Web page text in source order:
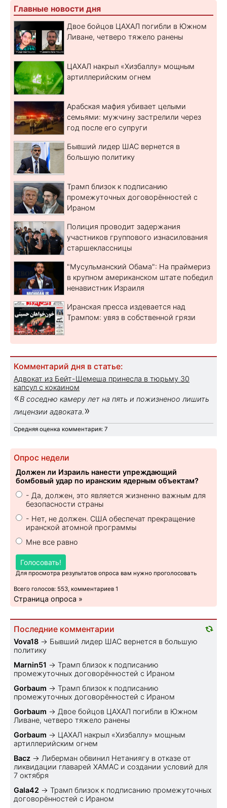
Главные новости дня
Двое бойцов ЦАХАЛ погибли в Южном
Ливане, четверо тяжело ранены
ЦАХАЛ накрыл «Хизбаллу» мощным
артиллерийским огнем
Арабская мафия убивает целыми
семьями: мужчину застрелили через
год после его супруги
Бывший лидер ШАС вернется в
большую политику
Трамп близок к подписанию
промежуточных договорённостей с
Ираном
Полиция проводит задержания
участников группового изнасилования
старшеклассницы
"Мусульманский Обама": На праймериз
в крупном американском штате победил
ненавистник Израиля
Иранская пресса издевается над
Трампом: увяз в собственной грязи
Комментарий дня в статье:
Адвокат из Бейт-Шемеша принесла в тюрьму 30
капсул с кокаином
«В соседню камеру лет на пять и пожизненоо лишить
лицензии адвоката. »
Средняя оценка комментария: 7
Опрос недели
Должен ли Израиль нанести упреждающий
бомбовый удар по иранским ядерным объектам?
- Да, должен, это является жизненно важным для
безопасности страны
- Нет, не должен. США обеспечат прекращение
иранской атомной программы
Мне все равно
Голосовать!
Для просмотра результатов опроса вам нужно проголосовать
Всего голосов: 553, комментариев 1
Страница опроса »
Последние комментарии
Vova18 → Бывший лидер ШАС вернется в большую
политику
Marnin51 → Трамп близок к подписанию
промежуточных договорённостей с Ираном
Gorbaum → Трамп близок к подписанию
промежуточных договорённостей с Ираном
Gorbaum → Двое бойцов ЦАХАЛ погибли в Южном
Ливане, четверо тяжело ранены
Gorbaum → ЦАХАЛ накрыл «Хизбаллу» мощным
артиллерийским огнем
Bacz → Либерман обвинил Нетаниягу в отказе от
ликвидации главарей ХАМАС и создании условий для
7 октября
Gala42 → Трамп близок к подписанию промежуточных
договорённостей с Ираном